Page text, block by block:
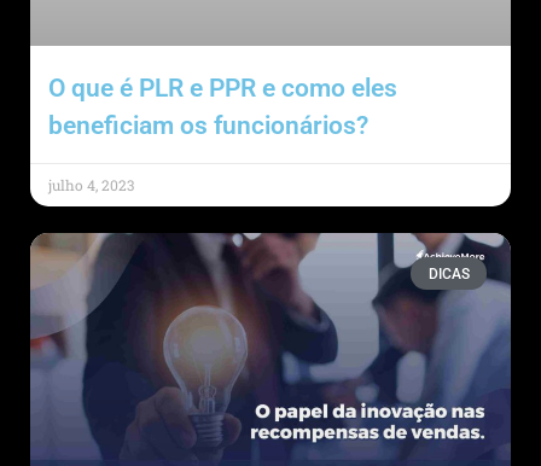
O que é PLR e PPR e como eles
beneficiam os funcionários?
julho 4, 2023
DICAS